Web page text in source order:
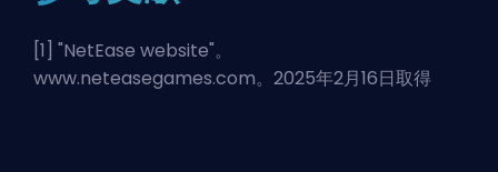
[1] "NetEase website"。
www.neteasegames.com。2025年2月16日取得